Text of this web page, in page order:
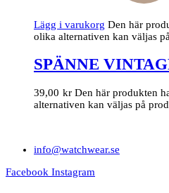
Lägg i varukorg Den här
olika alternativen kan väljas
SPÄNNE
39,00 kr Den här produkten
alternativen kan väljas på
info@watchwear.se
Facebook Instagram